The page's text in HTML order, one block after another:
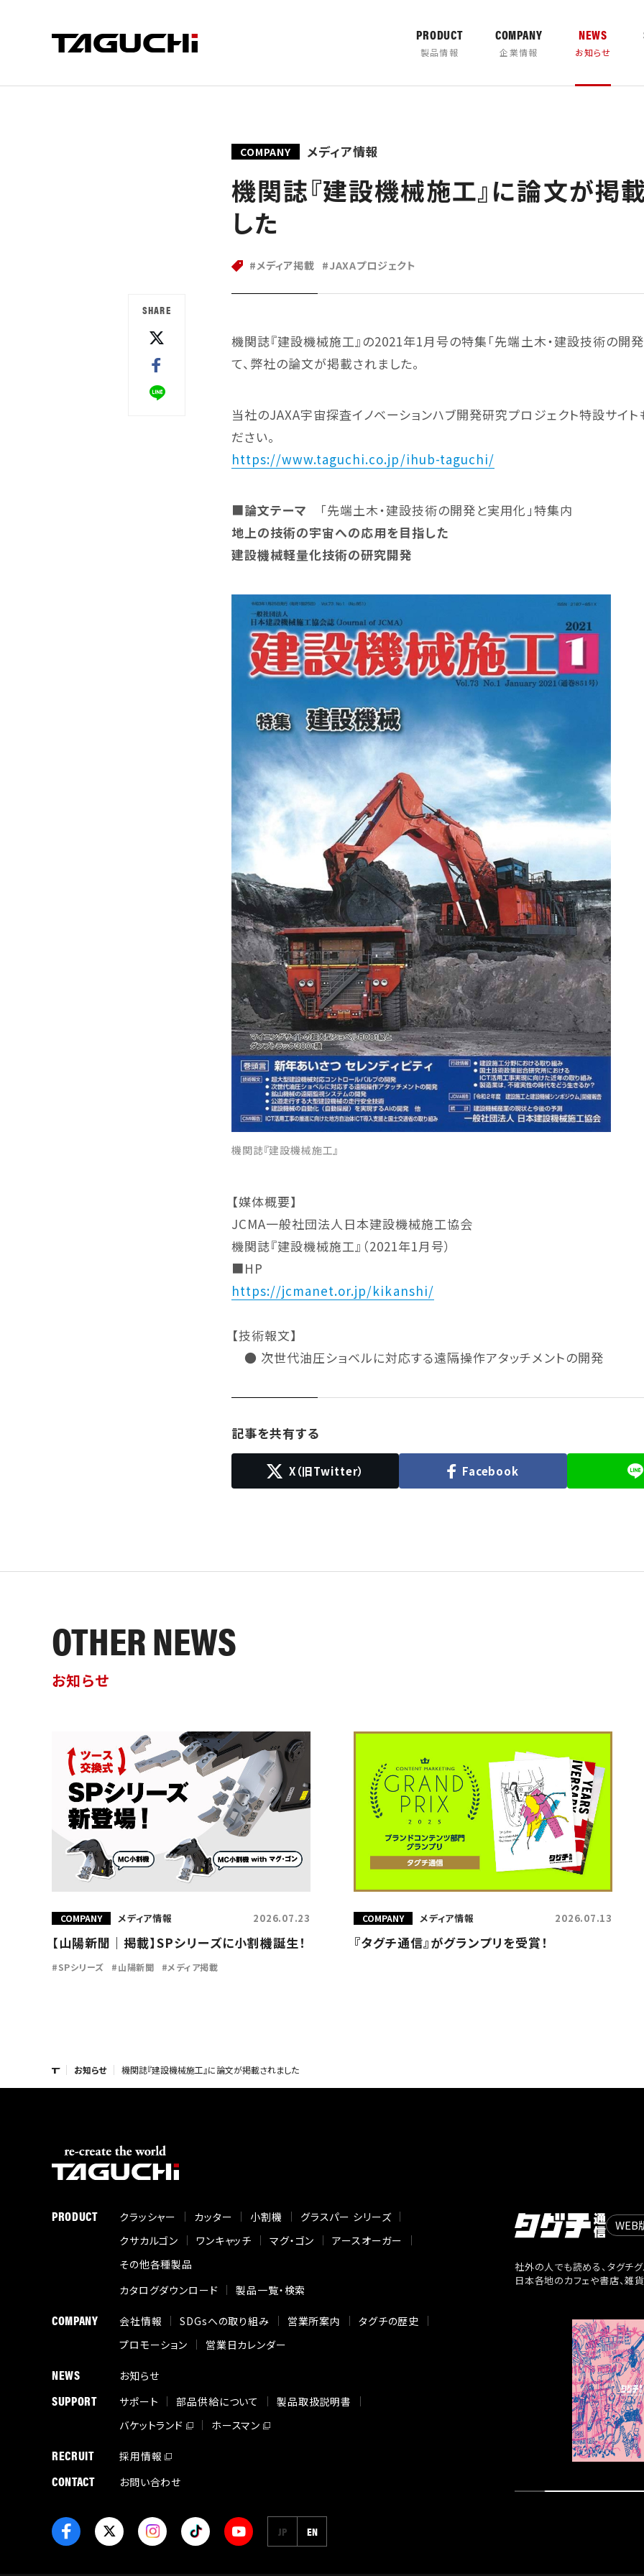
PRODUCT
製品情報
CRUSHER
クラッシャー カッター 小割機 グラス
COMPANY
企業情報
会社情報
NEWS
お知らせ
サポート
COMPANY メディア情報
機関誌『建設機械施工』に論文が掲
した
メディア掲載 JAXAプロジェクト
機関誌『建設機械施工』の2021年1月号の特集「先端土木・建設技術の開
て、弊社の論文が掲載されました。
当社のJAXA宇宙探査イノベーションハブ開発研究プロジェクト特設サイト
ださい。
https://www.taguchi.co.jp/ihub-taguchi/
■論文テーマ 「先端土木・建設技術の開発と実用化」特集内
地上の技術の宇宙への応用を目指した
建設機械軽量化技術の研究開発
機関誌『建設機械施工』
【媒体概要】
JCMA一般社団法人日本建設機械施工協会
機関誌『建設機械施工』（2021年1月号）
■HP
https://jcmanet.or.jp/kikanshi/
【技術報文】
● 次世代油圧ショベルに対応する遠隔操作アタッチメントの開発
記事を共有する
X（旧Twitter） Facebook
SHARE
OTHER NEWS
お知らせ
COMPANY メディア情報 2026.07.23
【山陽新聞｜掲載】SPシリーズに小割機誕生！
SPシリーズ 山陽新聞 メディア掲載
COMPANY メディア情報 2026.07.13
『タグチ通信』がグランプリを受賞！
お知らせ 機関誌『建設機械施工』に論文が掲載されました
PRODUCT クラッシャー カッター 小割機
グラスパー シリーズ
クサカルゴン
ワンキャッチ マグ・ゴン
アースオーガー
その他各種製品
カタログダウンロード
製品一覧・検索
COMPANY 会社情報 SDGsへの取り組み 営業所案内
タグチの歴史
プロモーション
営業日カレンダー
NEWS お知らせ
SUPPORT サポート 部品供給について
製品取扱説明書
バケットランド
ホースマン
RECRUIT 採用情報
CONTACT お問い合わせ
WEB
社外の人でも読める、タグチ
日本各地のカフェや書店、雑
JP EN